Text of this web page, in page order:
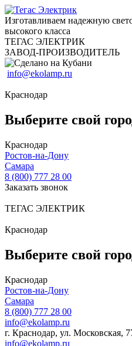
Изготавливаем надежную
высокого класса
ТЕГАС ЭЛЕКТРИК
ЗАВОД-ПРОИЗВОДИТЕЛЬ
info@ekolamp.ru
Краснодар
Выберите свой
Краснодар
Ростов-на-Дону
Самара
8 (800) 777 28 00
Заказать звонок
ТЕГАС ЭЛЕКТРИК
Краснодар
Выберите свой
Краснодар
Ростов-на-Дону
Самара
8 (800) 777 28 00
info@ekolamp.ru
г. Краснодар, ул. Московская,
info@ekolamp.ru